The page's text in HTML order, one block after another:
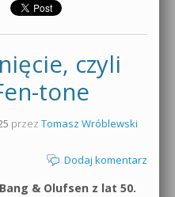
czyli
tone
przez Tomasz Wróblewski
Dodaj komentarz
& Olufsen z lat 50.